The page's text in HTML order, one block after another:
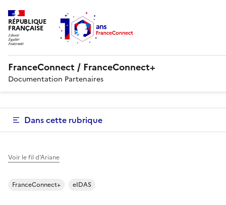
RÉPUBLIQUE
FRANÇAISE
FranceConnect / FranceConnect+
Documentation Partenaires
Dans cette rubrique
Voir le fil d'Ariane
FranceConnect+ eIDAS